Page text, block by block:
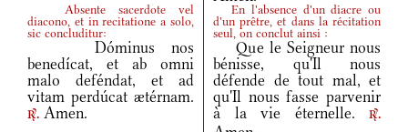
Absente sacerdote vel
diacono, et in recitatione a solo,
sic concluditur:
En l'absence d'un diacre ou
d'un prêtre, et dans la récitation
seul, on conclut ainsi :
Dóminus nos
benedícat, et ab omni
malo deféndat, et ad
vitam perdúcat ætérnam.
r. Amen.
Que le Seigneur nous
bénisse, qu'Il nous
défende de tout mal, et
qu'Il nous fasse parvenir
à la vie éternelle.
r.